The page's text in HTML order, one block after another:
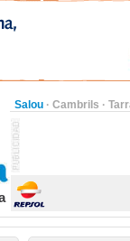
Salou · Cambrils ·